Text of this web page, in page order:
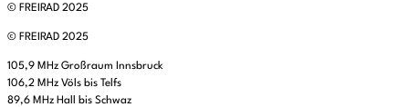
© FREIRAD 2025
© FREIRAD 2025
105,9 MHz Großraum Innsbruck
106,2 MHz Völs bis Telfs
89,6 MHz Hall bis Schwaz